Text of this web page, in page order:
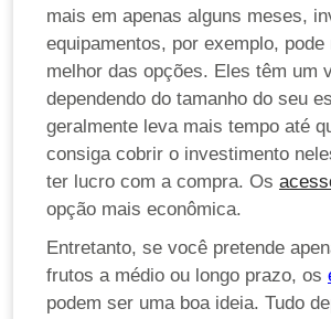
mais em apenas alguns meses,
equipamentos, por exemplo, pode
melhor das opções. Eles têm um
dependendo do tamanho do seu
geralmente leva mais tempo até
consiga cobrir o investimento
ter lucro com a compra. Os
opção mais econômica.
Entretanto, se você pretende
frutos a médio ou longo prazo, os
podem ser uma boa ideia. Tudo